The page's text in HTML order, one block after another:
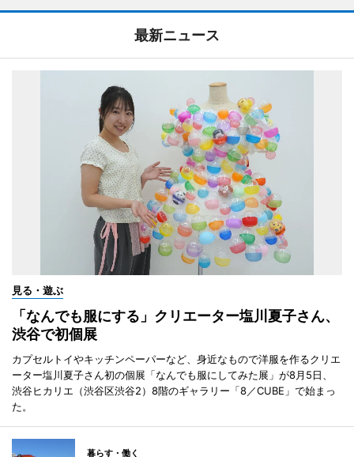
最新ニュース
見る・遊ぶ
「なんでも服にする」クリエーター塩川夏子さん、
渋谷で初個展
カプセルトイやキッチンペーパーなど、身近なもので洋服を作るクリエ
ーター塩川夏子さん初の個展「なんでも服にしてみた展」が8月5日、
渋谷ヒカリエ（渋谷区渋谷2）8階のギャラリー「8／CUBE」で始まっ
た。
暮らす・働く